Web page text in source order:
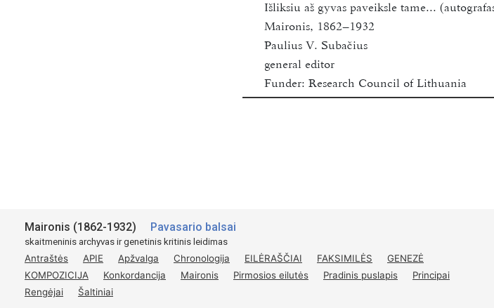
Išliksiu aš gyvas paveiksle tame...
Maironis, 1862–1932
Paulius V. Subačius
general editor
Funder: Research Council of Lithuania
Vilnius University
Maironis (1862-1932) Pavasario balsai
skaitmeninis archyvas ir genetinis kritinis leidimas
Antraštės APIE Apžvalga Chronologija EILĖRAŠČIAI FAKSIMILĖS
GENEZĖ
KOMPOZICIJA
Konkordancija Maironis Pirmosios eilutės Pradinis puslapis
Principai
Rengėjai
Šaltiniai